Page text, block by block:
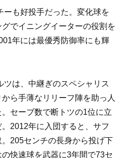
も好投手だった。変化球を
でイニングイーターの役割を
年には最優秀防御率にも輝
は、中継ぎのスペシャリス
ら手薄なリリーフ陣を助っ人
セーブ数で断トツの1位に立
2012年に入団すると、サフ
205センチの長身から投げ下
快速球を武器に3年間で73セ